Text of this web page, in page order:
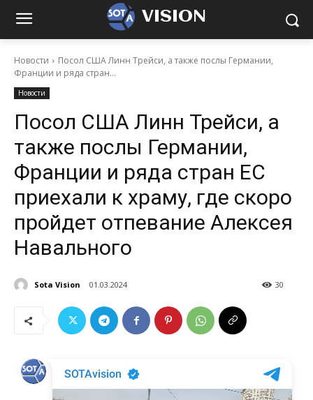
VISION
Новости
Посол США Линн Трейси, а также послы Германии,
Франции и ряда стран...
Новости
Посол США Линн Трейси, а
также послы Германии,
Франции и ряда стран ЕС
приехали к храму, где скоро
пройдет отпевание Алексея
Навального
Sota Vision 01.03.2024 30